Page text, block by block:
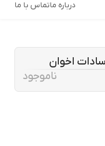
درباره ماتماس با ما
اخوان
ناموجود